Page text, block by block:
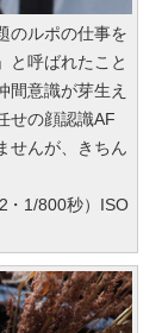
のルポの仕事を
と呼ばれたこと
間意識が芽生え
せの顔認識AF
せんが、きちん
1/800秒）ISO